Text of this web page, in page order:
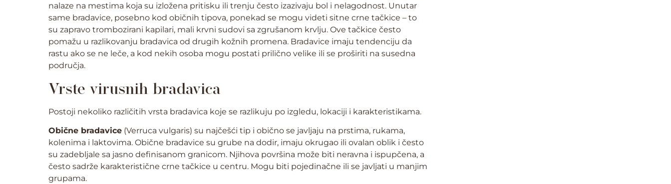
nalaze na mestima koja su izložena pritisku ili trenju često izazivaju bol i nelagodnost. Unutar
same bradavice, posebno kod običnih tipova, ponekad se mogu videti sitne crne tačkice – to
su zapravo trombozirani kapilari, mali krvni sudovi sa zgrušanom krvlju. Ove tačkice često
pomažu u razlikovanju bradavica od drugih kožnih promena. Bradavice imaju tendenciju da
rastu ako se ne leče, a kod nekih osoba mogu postati prilično velike ili se proširiti na susedna
područja.
Vrste virusnih bradavica
Postoji nekoliko različitih vrsta bradavica koje se razlikuju po izgledu, lokaciji i karakteristikama.
Obične bradavice (Verruca vulgaris) su najčešći tip i obično se javljaju na prstima, rukama,
kolenima i laktovima. Obične bradavice su grube na dodir, imaju okrugao ili ovalan oblik i često
su zadebljale sa jasno definisanom granicom. Njihova površina može biti neravna i ispupčena, a
često sadrže karakteristične crne tačkice u centru. Mogu biti pojedinačne ili se javljati u manjim
grupama.